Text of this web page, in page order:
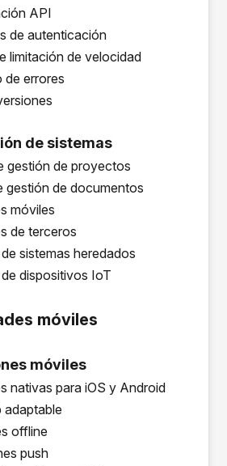
API
de autenticación
limitación de velocidad
de errores
de sistemas
gestión de proyectos
gestión de documentos
móviles
de terceros
sistemas heredados
dispositivos IoT
móviles
móviles
nativas para iOS y Android
adaptable
offline
push